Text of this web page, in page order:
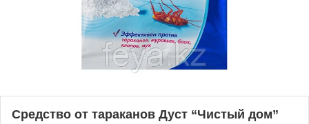
Средство от тараканов Дуст “Чистый дом”